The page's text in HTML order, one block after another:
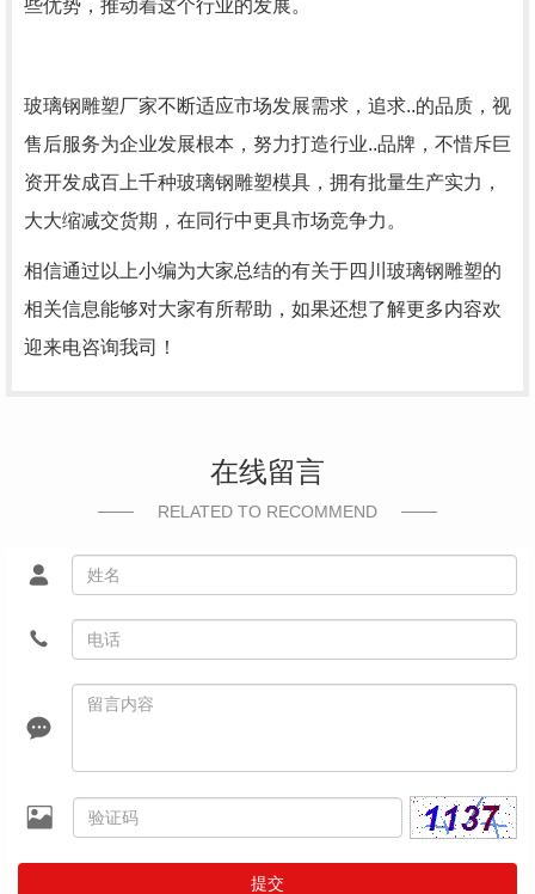
些优势，推动着这个行业的发展。
玻璃钢雕塑厂家不断适应市场发展需求，追求..的品质，视
售后服务为企业发展根本，努力打造行业..品牌，不惜斥巨
资开发成百上千种玻璃钢雕塑模具，拥有批量生产实力，
大大缩减交货期，在同行中更具市场竞争力。
相信通过以上小编为大家总结的有关于四川玻璃钢雕塑的
相关信息能够对大家有所帮助，如果还想了解更多内容欢
迎来电咨询我司！
在线留言
RELATED TO RECOMMEND
提交